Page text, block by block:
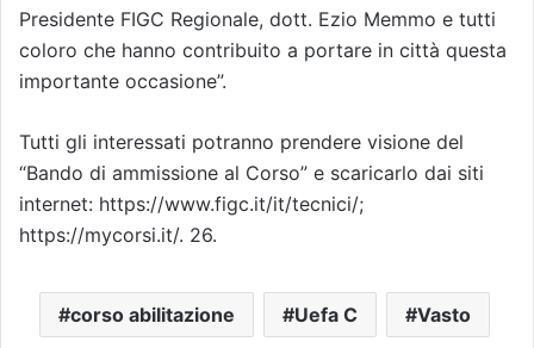
Presidente FIGC Regionale, dott. Ezio Memmo e tutti
coloro che hanno contribuito a portare in città questa
importante occasione”.
Tutti gli interessati potranno prendere visione del
“Bando di ammissione al Corso” e scaricarlo dai siti
internet: https://www.figc.it/it/tecnici/;
https://mycorsi.it/. 26.
corso abilitazione Uefa C Vasto